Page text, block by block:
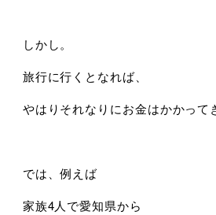
しかし。
旅行に行くとなれば、
やはりそれなりにお金はかかって
では、例えば
家族4人で愛知県から